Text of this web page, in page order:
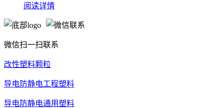
阅读详情
微信扫一扫联系
改性塑料颗粒
导电防静电工程塑料
导电防静电通用塑料